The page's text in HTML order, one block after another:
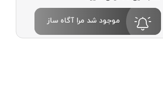
موجود شد مرا آگاه ساز